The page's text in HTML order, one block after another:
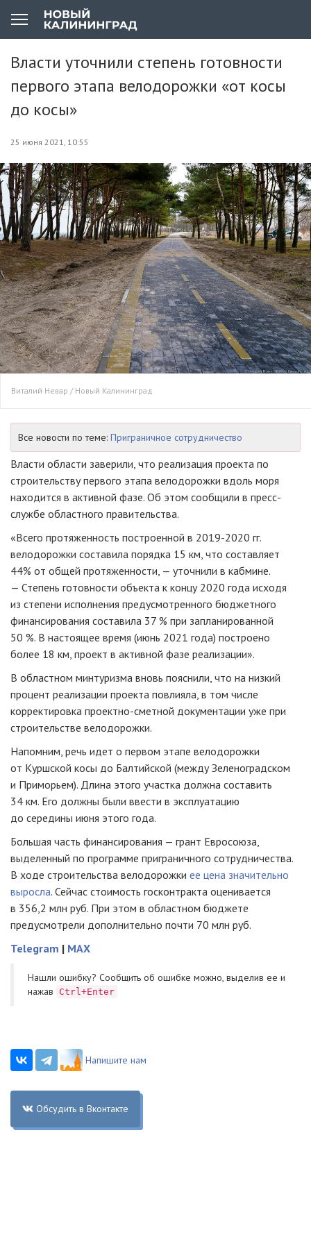
Власти уточнили степень готовности
первого этапа велодорожки «от косы
до косы»
25 июня 2021, 10:55
Виталий Невар / Новый Калининград
Все новости по теме: Приграничное сотрудничество
Власти области заверили, что реализация проекта по
строительству первого этапа велодорожки вдоль моря
находится в активной фазе. Об этом сообщили в пресс-
службе областного правительства.
«Всего протяженность построенной в 2019-2020 гг.
велодорожки составила порядка 15 км, что составляет
44% от общей протяженности, — уточнили в кабмине.
— Степень готовности объекта к концу 2020 года исходя
из степени исполнения предусмотренного бюджетного
финансирования составила 37 % при запланированной
50 %. В настоящее время (июнь 2021 года) построено
более 18 км, проект в активной фазе реализации».
В областном минтуризма вновь пояснили, что на низкий
процент реализации проекта повлияла, в том числе
корректировка проектно-сметной документации уже при
строительстве велодорожки.
Напомним, речь идет о первом этапе велодорожки
от Куршской косы до Балтийской (между Зеленоградском
и Приморьем). Длина этого участка должна составить
34 км. Его должны были ввести в эксплуатацию
до середины июня этого года.
Большая часть финансирования — грант Евросоюза,
выделенный по программе приграничного сотрудничества.
В ходе строительства велодорожки ее цена значительно
выросла. Сейчас стоимость госконтракта оценивается
в 356,2 млн руб. При этом в областном бюджете
предусмотрели дополнительно почти 70 млн руб.
Telegram | MAX
Нашли ошибку? Cообщить об ошибке можно, выделив ее и
нажав
Ctrl+Enter
Напишите нам
Обсудить в Вконтакте